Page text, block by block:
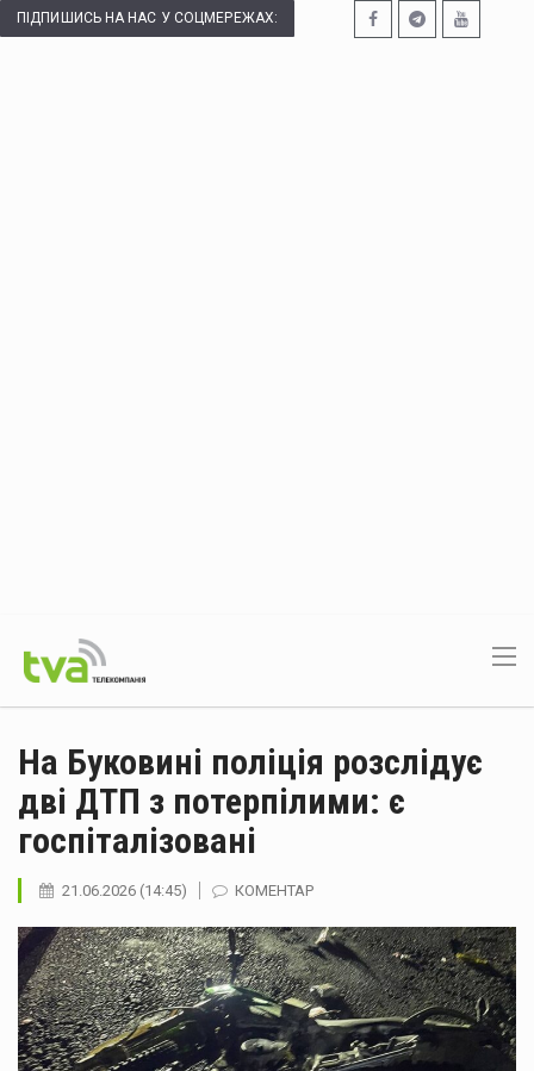
ПІДПИШИСЬ НА НАС У СОЦМЕРЕЖАХ:
На Буковині поліція розслідує
дві ДТП з потерпілими: є
госпіталізовані
21.06.2026 (14:45) КОМЕНТАР